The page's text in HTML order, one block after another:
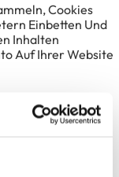
Cookies
Einbetten Und
Inhalten
Auf Ihrer Website